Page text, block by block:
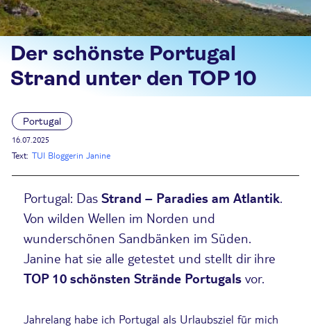
Der schönste Portugal
Strand unter den TOP 10
Portugal
16.07.2025
Text: TUI Bloggerin Janine
Portugal: Das Strand – Paradies am Atlantik.
Von wilden Wellen im Norden und
wunderschönen Sandbänken im Süden.
Janine hat sie alle getestet und stellt dir ihre
TOP 10 schönsten Strände Portugals vor.
Jahrelang habe ich Portugal als Urlaubsziel für mich